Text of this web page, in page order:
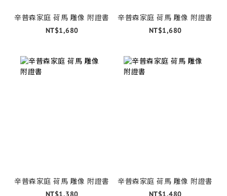
辛普森家庭 荷馬 雕像 附證書
NT$1,680
辛普森家庭 荷馬 雕像 附證書
NT$1,680
辛普森家庭 荷馬 雕像 附證書
NT$1,380
辛普森家庭 荷馬 雕像 附證書
NT$1,480